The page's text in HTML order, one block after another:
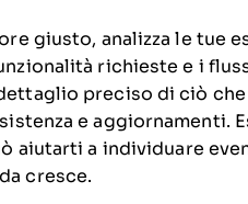
giusto, analizza le tue
richieste e i
preciso di ciò
e aggiornamenti.
aiutarti a individuare
cresce.